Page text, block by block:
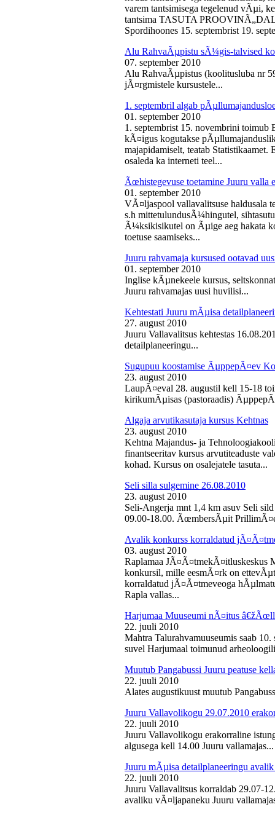
varem tantsimisega tegelenud vÃµi,
tantsima TASUTA
Spordihoones 15. septembrist 19.
Alu RahvaÃµpistu sÃ¼gis-talvised
07. september 2010
Alu RahvaÃµpistus (koolitusluba nr
jÃ¤rgmistele kursustele...
1. septembril algab
01. september 2010
1. septembrist 15. novembrini toimub
kÃ¤igus kogutakse
majapidamiselt, teatab Statistikaamet.
osaleda ka interneti teel...
Ãœhistegevuse toetamine Juuru valla
01. september 2010
VÃ¤ljaspool vallavalitsuse haldusala
s.h mittetulundusÃ¼hingutel,
Ã¼ksikisikutel on Ãµige aeg hakata
toetuse saamiseks...
Juuru rahvamaja kursused ootavad
01. september 2010
Inglise kÃµnekeele kursus,
Juuru rahvamajas uusi huvilisi...
Kehtestati Juuru mÃµisa
27. august 2010
Juuru Vallavalitsus kehtestas
detailplaneeringu...
Sugupuu koostamise ÃµppepÃ¤ev
23. august 2010
LaupÃ¤eval 28. augustil kell 15-18
kirikumÃµisas (pastoraadis)
Algaja arvutikasutaja kursus Kehtnas
23. august 2010
Kehtna Majandus- ja
finantseeritav kursus arvutiteaduste
kohad. Kursus on osalejatele tasuta...
Seli silla sulgemine 26.08.2010
23. august 2010
Seli-Angerja mnt 1,4 km asuv Seli
09.00-18.00. ÃœmbersÃµit
Avalik konkurss korraldatud
03. august 2010
Raplamaa JÃ¤Ã¤tmekÃ¤itluskeskus
konkursil, mille eesmÃ¤rk on
korraldatud jÃ¤Ã¤tmeveoga
Rapla vallas...
Harjumaa Muuseumi nÃ¤itus
22. juuli 2010
Mahtra Talurahvamuuseumis saab
suvel Harjumaal toimunud
Muutub Pangabussi Juuru peatuse
22. juuli 2010
Alates augustikuust muutub
Juuru Vallavolikogu 29.07.2010
22. juuli 2010
Juuru Vallavolikogu erakorraline
algusega kell 14.00 Juuru vallamajas...
Juuru mÃµisa detailplaneeringu
22. juuli 2010
Juuru Vallavalitsus korraldab 29.07-
avaliku vÃ¤ljapaneku Juuru